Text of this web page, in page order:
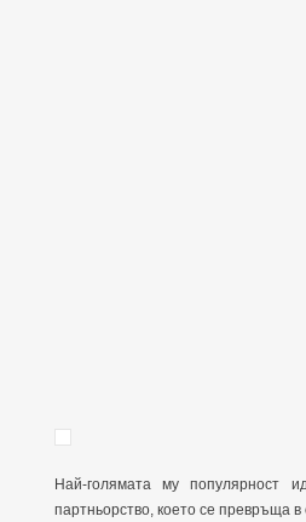
Най-голямата му популярност
партньорство, което се превръща